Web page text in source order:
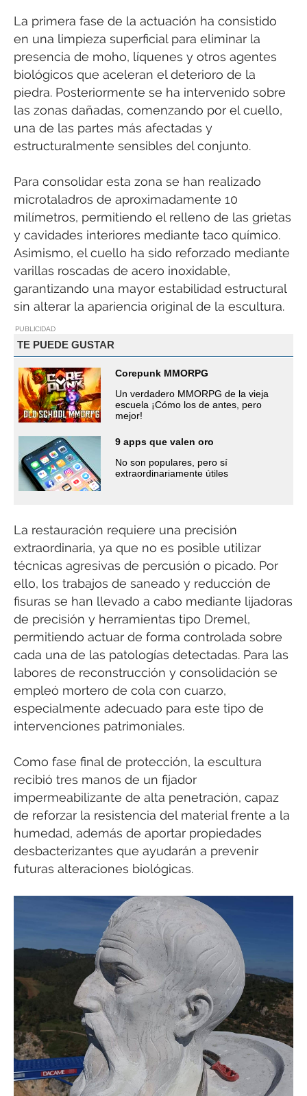
La primera fase de la actuación ha consistido
en una limpieza superficial para eliminar la
presencia de moho, líquenes y otros agentes
biológicos que aceleran el deterioro de la
piedra. Posteriormente se ha intervenido sobre
las zonas dañadas, comenzando por el cuello,
una de las partes más afectadas y
estructuralmente sensibles del conjunto.
Para consolidar esta zona se han realizado
microtaladros de aproximadamente 10
milímetros, permitiendo el relleno de las grietas
y cavidades interiores mediante taco químico.
Asimismo, el cuello ha sido reforzado mediante
varillas roscadas de acero inoxidable,
garantizando una mayor estabilidad estructural
sin alterar la apariencia original de la escultura.
PUBLICIDAD
TE PUEDE GUSTAR
Corepunk MMORPG
Un verdadero MMORPG de la vieja
escuela ¡Cómo los de antes, pero
mejor!
9 apps que valen oro
No son populares, pero sí
extraordinariamente útiles
La restauración requiere una precisión
extraordinaria, ya que no es posible utilizar
técnicas agresivas de percusión o picado. Por
ello, los trabajos de saneado y reducción de
fisuras se han llevado a cabo mediante lijadoras
de precisión y herramientas tipo Dremel,
permitiendo actuar de forma controlada sobre
cada una de las patologías detectadas. Para las
labores de reconstrucción y consolidación se
empleó mortero de cola con cuarzo,
especialmente adecuado para este tipo de
intervenciones patrimoniales.
Como fase final de protección, la escultura
recibió tres manos de un fijador
impermeabilizante de alta penetración, capaz
de reforzar la resistencia del material frente a la
humedad, además de aportar propiedades
desbacterizantes que ayudarán a prevenir
futuras alteraciones biológicas.